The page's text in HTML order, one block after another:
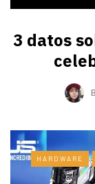
3 datos
HARDWARE